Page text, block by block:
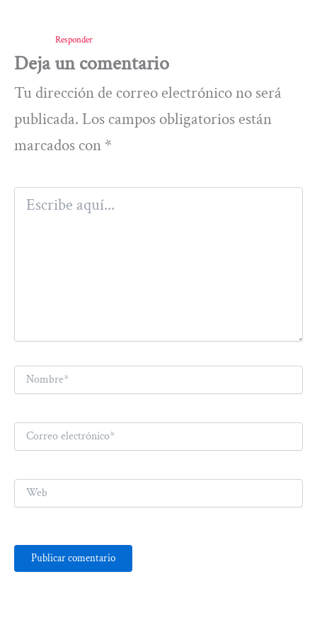
Responder
Deja un comentario
Tu dirección de correo electrónico no será
publicada. Los campos obligatorios están
marcados con *
Escribe
aquí...
Nombre*
Correo
electrónico*
Web